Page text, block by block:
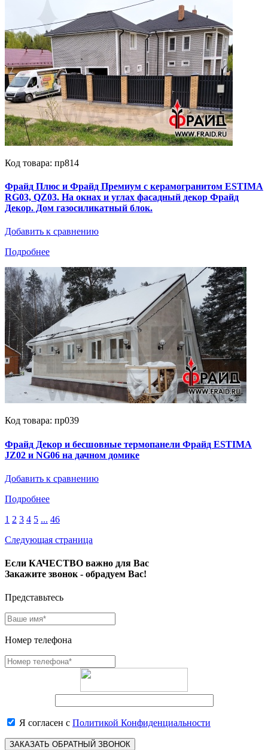
Код товара: пр814
Фрайд Плюс и Фрайд Премиум с керамогранитом ESTIMA
RG03, QZ03. На окнах и углах фасадный декор Фрайд
Декор. Дом газосиликатный блок.
Добавить к сравнению
Подробнее
Код товара: пр039
Фрайд Декор и бесшовные термопанели Фрайд ESTIMA
JZ02 и NG06 на дачном домике
Добавить к сравнению
Подробнее
1 2 3 4 5 ... 46
Следующая страница
Если КАЧЕСТВО важно для Вас
Закажите звонок - обрадуем Вас!
Представьтесь
Номер телефона
Я согласен с Политикой Конфиденциальности
ЗАКАЗАТЬ ОБРАТНЫЙ ЗВОНОК